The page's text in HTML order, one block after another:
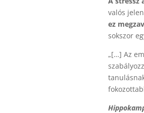
valós
ez
sokszor
„[…] Az